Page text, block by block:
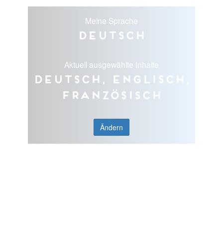
Meine Sprache
Deutsch
Aktuell ausgewählte Inhalte
Deutsch, Englisch,
Französisch
Ändern